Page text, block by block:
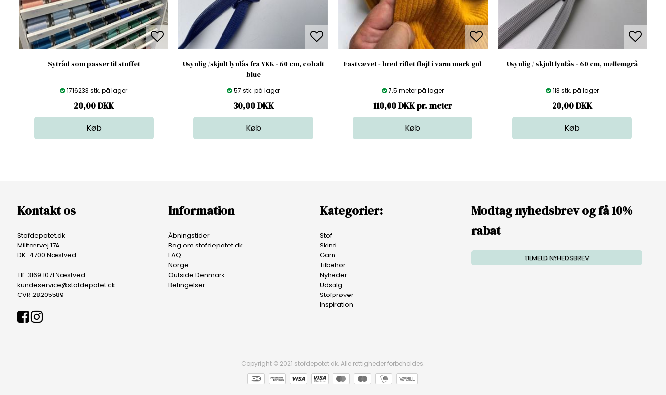
Sytråd som passer til stoffet
1716233 stk. på lager
20,00DKK
Usynlig /skjult lynlås fra YKK - 60 cm, cobalt
blue
57 stk. på lager
30,00DKK
Fastvævet - bred riflet fløjl i varm mørk gul
7.5 meter på lager
110,00 DKK pr. meter
Usynlig / skjult lynlås - 60 cm, mellemgrå
113 stk. på lager
20,00DKK
Kontakt os
Stofdepotet.dk
Militærvej 17A
DK-4700 Næstved
Tlf. 3169 1071 Næstved
kundeservice@stofdepotet.dk
CVR 28205589
Information
Åbningstider
Bag om stofdepotet.dk
FAQ
Norge
Outside Denmark
Betingelser
Kategorier:
Stof
Skind
Garn
Tilbehør
Nyheder
Udsalg
Stofprøver
Inspiration
Modtag nyhedsbrev og få 10%
rabat
TILMELD NYHEDSBREV
Copyright © 2021 stofdepotet.dk. Alle rettigheder forbeholdes.